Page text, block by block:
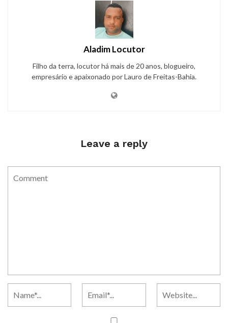
Aladim Locutor
Filho da terra, locutor há mais de 20 anos, blogueiro,
empresário e apaixonado por Lauro de Freitas-Bahia.
Leave a reply